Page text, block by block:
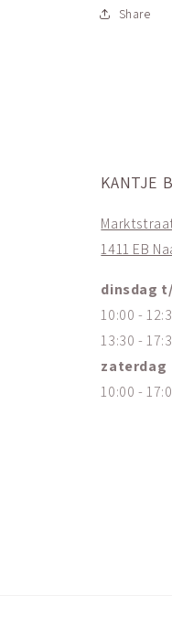
Share
KANTJE
1411 EB
dinsdag
10:00 -
13:30 -
zaterdag
10:00 -